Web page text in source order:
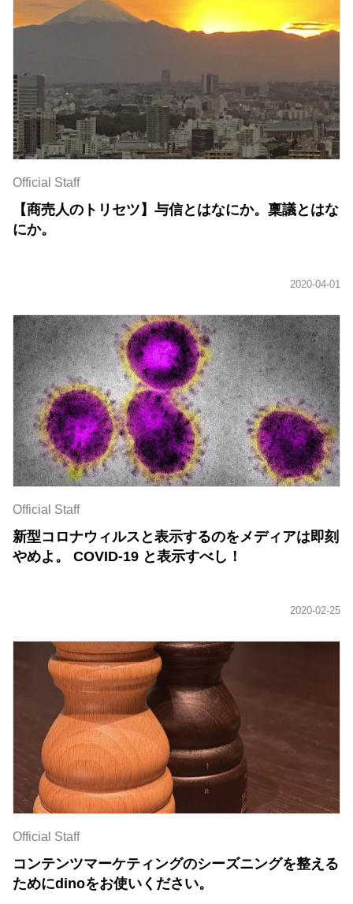
Official Staff
【商売人のトリセツ】与信とはなにか。稟議とはな
にか。
Official Staff
新型コロナウィルスと表示するのをメディアは即刻
やめよ。 COVID-19 と表示すべし！
Official Staff
コンテンツマーケティングのシーズニングを整える
ためにdinoをお使いください。